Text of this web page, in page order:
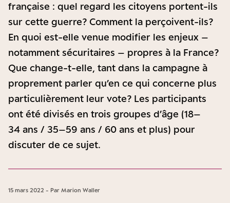
française : quel regard les citoyens portent-ils
sur cette guerre ? Comment la perçoivent-ils ?
En quoi est-elle venue modifier les enjeux –
notamment sécuritaires – propres à la France ?
Que change-t-elle, tant dans la campagne à
proprement parler qu’en ce qui concerne plus
particulièrement leur vote ? Les participants
ont été divisés en trois groupes d’âge (18–
34 ans / 35–59 ans / 60 ans et plus) pour
discuter de ce sujet.
15 mars 2022 - Par Marion Waller